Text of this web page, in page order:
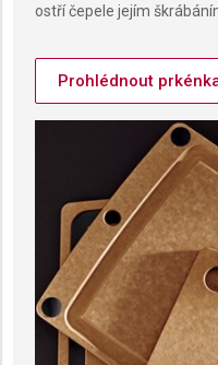
ostří čepele jejím
Prohlédnout